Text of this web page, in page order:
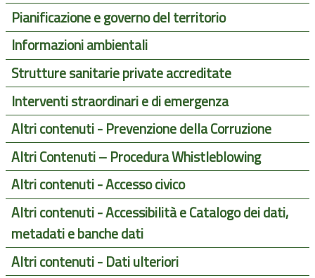
Pianificazione e governo del territorio
Informazioni ambientali
Strutture sanitarie private accreditate
Interventi straordinari e di emergenza
Altri contenuti - Prevenzione della Corruzione
Altri Contenuti – Procedura Whistleblowing
Altri contenuti - Accesso civico
Altri contenuti - Accessibilità e Catalogo dei dati,
metadati e banche dati
Altri contenuti - Dati ulteriori